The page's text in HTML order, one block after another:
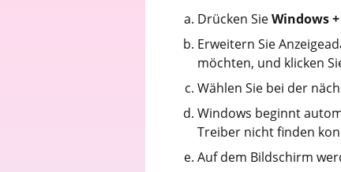
Drücken SieWindows
Erweitern Sie
möchten, und klicken
Wählen Sie bei der
Windows beginnt
Treiber nicht finden
Auf dem Bildschirm